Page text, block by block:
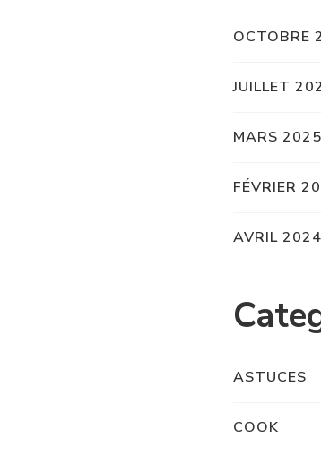
OCTOBRE
JUILLET
MARS 2025
FÉVRIER
AVRIL 2024
ASTUCES
COOK